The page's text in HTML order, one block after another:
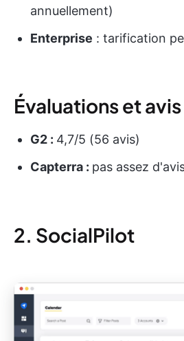
annuellement)
Enterprise : tarification
Évaluations et
G2 : 4,7/5 (56 avis)
Capterra : pas assez
2. SocialPilot